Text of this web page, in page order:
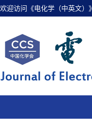
欢迎访问《电化学（中英文）